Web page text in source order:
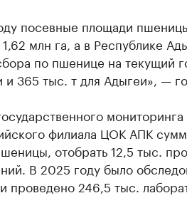
посевные площади
1,62 млн га, а в Республике
по пшенице на текущий
и 365 тыс. т для Адыгеи», —
филиала ЦОК АПК
отобрать 12,5 тыс.
В 2025 году было
проведено 246,5 тыс.